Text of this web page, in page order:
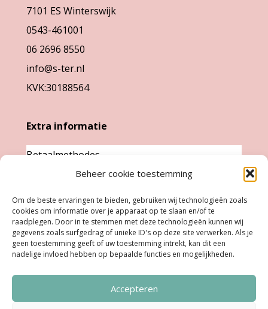
Beheer cookie toestemming
Om de beste ervaringen te bieden, gebruiken wij technologieën zoals
cookies om informatie over je apparaat op te slaan en/of te
raadplegen. Door in te stemmen met deze technologieën kunnen wij
gegevens zoals surfgedrag of unieke ID's op deze site verwerken. Als je
geen toestemming geeft of uw toestemming intrekt, kan dit een
nadelige invloed hebben op bepaalde functies en mogelijkheden.
Accepteren
worden
7101 ES Winterswijk
0543-461001
06 2696 8550
info@s-ter.nl
KVK:30188564
Extra informatie
Betaalmethodes
Garantie & klachten
verzendkosten
Retourneren
Openingstijden